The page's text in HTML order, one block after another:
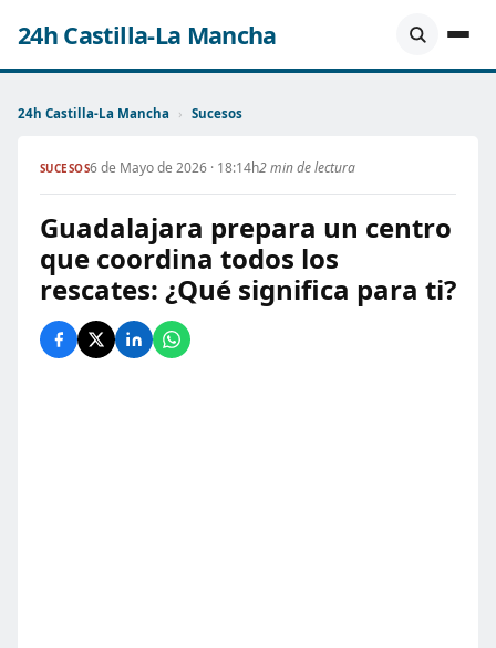
24h Castilla-La Mancha
24h Castilla-La Mancha › Sucesos
SUCESOS6 de Mayo de 2026 · 18:14h2 min de lectura
Guadalajara prepara un centro
que coordina todos los
rescates: ¿Qué significa para ti?